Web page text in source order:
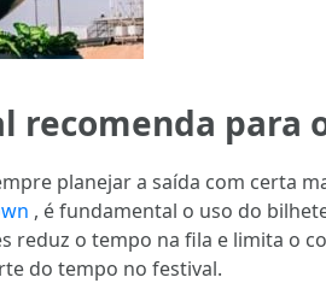
recomenda
planejar a saída com certa
, é fundamental o uso do
reduz o tempo na fila e limita
do tempo no festival.